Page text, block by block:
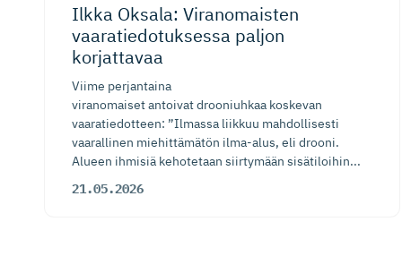
Ilkka Oksala: Viranomaisten
vaaratiedo­tuksessa paljon
korjattavaa
Viime perjantaina
viranomaiset antoivat drooniuhkaa koskevan
vaaratiedotteen: ”Ilmassa liikkuu mahdollisesti
vaarallinen miehittämätön ilma-alus, eli drooni.
Alueen ihmisiä kehotetaan siirtymään sisätiloihin...
21.05.2026